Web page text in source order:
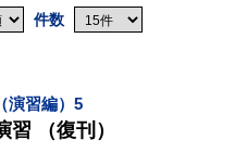
件数
演習編）5
習 （復刊）